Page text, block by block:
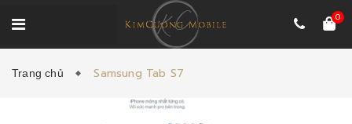
0
Trang chủ Samsung Tab S7